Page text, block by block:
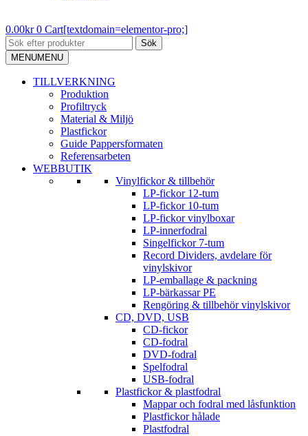
0.00kr 0 Cart[textdomain=elementor-pro;]
Sök
MENUMENU
TILLVERKNING
Produktion
Profiltryck
Material & Miljö
Plastfickor
Guide Pappersformaten
Referensarbeten
WEBBUTIK
Vinylfickor & tillbehör
LP-fickor 12-tum
LP-fickor 10-tum
LP-fickor vinylboxar
LP-innerfodral
Singelfickor 7-tum
Record Dividers, avdelare för
vinylskivor
LP-emballage & packning
LP-bärkassar PE
Rengöring & tillbehör vinylskivor
CD, DVD, USB
CD-fickor
CD-fodral
DVD-fodral
Spelfodral
USB-fodral
Plastfickor & plastfodral
Mappar och fodral med låsfunktion
Plastfickor hålade
Plastfodral